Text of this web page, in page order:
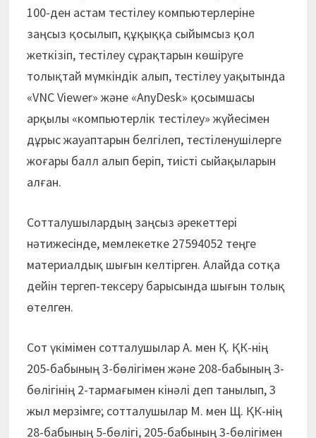
100-ден астам тестілеу компьютерлеріне
заңсыз қосылып, құқыққа сыйымсыз қол
жеткізіп, тес­тілеу сұрақтарын көшіруге
толықтай мүмкіндік алып, тестілеу уақытында
«VNC Viewer» және «AnyDesk» қосымшасы
арқылы «компьютерлік тестілеу» жүйесімен
дұрыс жауаптарын белгілеп, тестіленушілерге
жоғары балл алып беріп, тиісті сыйақыларын
алған.
Сотталушылардың заңсыз әрекеттері
нәтижесінде, мемлекетке 27594052 теңге
материалдық шығын келтірген. Алайда сотқа
дейін тергеп-тексеру барысында шығын толық
өтелген.
Сот үкімімен сотталушылар А. мен Қ. ҚК-нің
205-бабының 3-бөлігімен және 208-бабының 3-
бөлігінің 2-тармағымен кінәлі деп танылып, 3
жыл мерзімге; cотталушылар М. мен Щ. ҚК-нің
28-бабының 5-бөлігі, 205-бабының 3-бөлігімен